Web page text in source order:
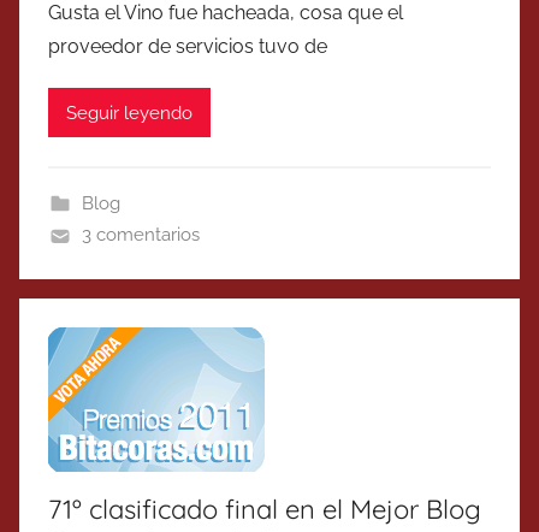
Gusta el Vino fue hacheada, cosa que el
proveedor de servicios tuvo de
Seguir leyendo
Blog
3 comentarios
71º clasificado final en el Mejor Blog